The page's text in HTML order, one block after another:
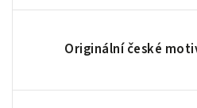
Originální české